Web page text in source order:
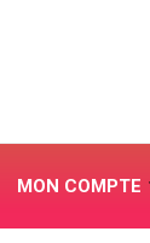
MON COMPTE